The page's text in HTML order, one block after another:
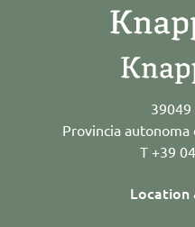
39049
Provincia
T +39
Location